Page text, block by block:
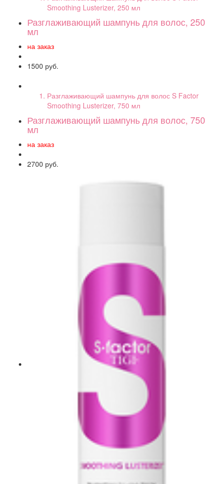
Smoothing Lusterizer, 250 мл
Разглаживающий шампунь для волос, 250
мл
на заказ
1500 руб.
Разглаживающий шампунь для волос S Factor
Smoothing Lusterizer, 750 мл
Разглаживающий шампунь для волос, 750
мл
на заказ
2700 руб.